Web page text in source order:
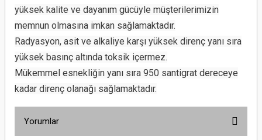
yüksek kalite ve dayanım gücüyle müşterilerimizin
memnun olmasına imkan sağlamaktadır.
Radyasyon, asit ve alkaliye karşı yüksek direnç yanı sıra
yüksek basınç altında toksik içermez.
Mükemmel esnekliğin yanı sıra 950 santigrat dereceye
kadar direnç olanağı sağlamaktadır.
Yorumlar